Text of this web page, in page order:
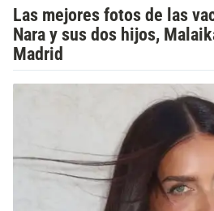
Las mejores fotos de las
Nara y sus dos hijos,
Madrid